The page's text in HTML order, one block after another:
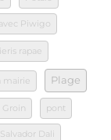
Piwigo
rapae
mairie Plage
Groin pont
Dali